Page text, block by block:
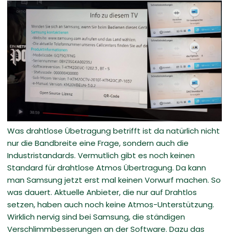
Was drahtlose Übetragung betrifft ist da natürlich nicht
nur die Bandbreite eine Frage, sondern auch die
Industristandards. Vermutlich gibt es noch keinen
Standard für drahtlose Atmos Übertragung. Da kann
man Samsung jetzt erst mal keinen Vorwurf machen. So
was dauert. Aktuelle Anbieter, die nur auf Drahtlos
setzen, haben auch noch keine Atmos-Unterstützung.
Wirklich nervig sind bei Samsung, die ständigen
Verschlimmbesserungen an der Software. Dazu das